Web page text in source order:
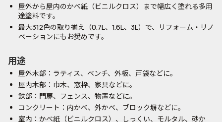
屋外から屋内のかべ紙（ビニルクロス）まで幅広く塗れる多用
途塗料です。
最大312色の取り揃え（0.7L、1.6L、3L）で、リフォーム・リノ
ベーションにもお奨めです。
用途
屋外木部：ラティス、ベンチ、外板、戸袋などに。
屋内木部：巾木、窓枠、家具などに。
鉄部：門扉、フェンス、物置などに。
コンクリート：内かべ、外かべ、ブロック塀などに。
室内：かべ紙（ビニルクロス）、しっくい、モルタル、砂か